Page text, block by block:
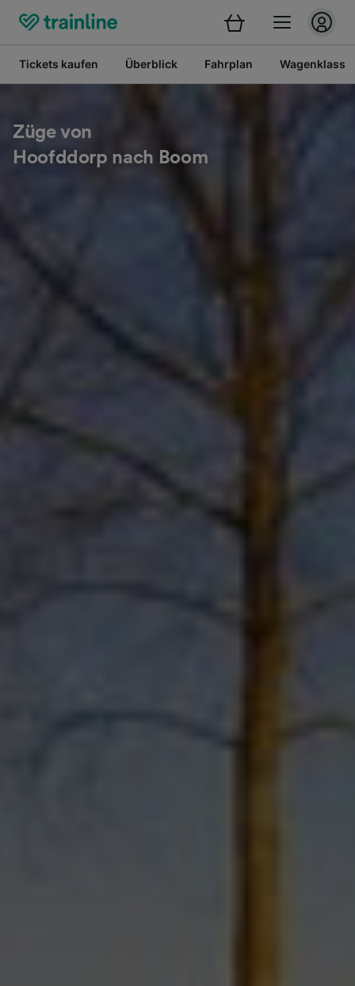
Tickets kaufen Überblick Fahrplan
Züge von
Hoofddorp nach Boom